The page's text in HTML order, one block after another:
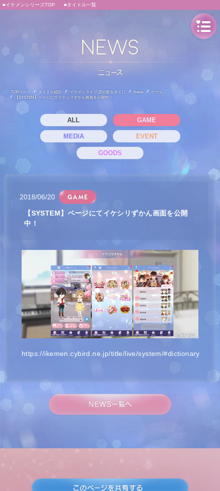
■イケメンシリーズTOP ■タイトル一覧
TOPページ タイトル紹介 イケメンライブ 恋の歌をキミに News
ゲーム
【SYSTEM】ページにてイケシリずかん画面を公開中！
ALL GAME
MEDIA EVENT
GOODS
2018/06/20
【SYSTEM】ページにてイケシリずかん画面を公開
中！
https://ikemen.cybird.ne.jp/title/live/system/#dictionary